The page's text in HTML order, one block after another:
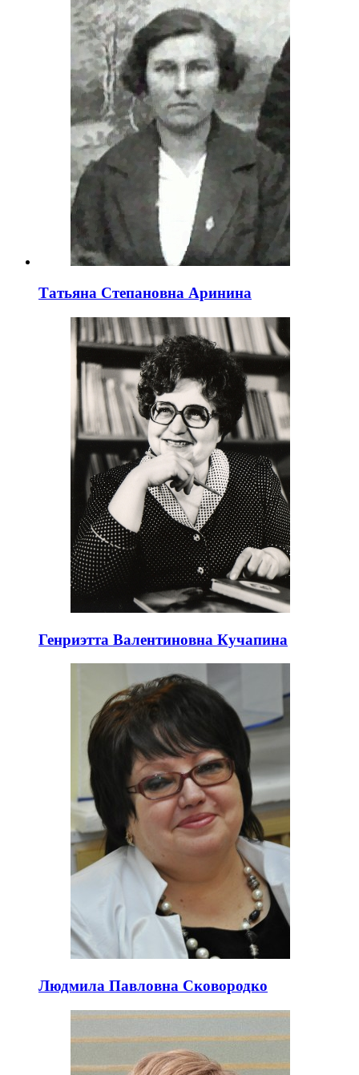
Татьяна Степановна Аринина
Генриэтта Валентиновна Кучапина
Людмила Павловна Сковородко